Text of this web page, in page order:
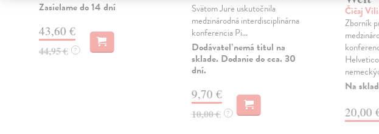
Zasielame do 14 dní
43,60 €
44,95 € ?
Svätom Jure uskutočnila
medzinárodná interdisciplinárna
konferencia Pi...
Dodávateľ nemá titul na
sklade. Dodanie do cca. 30
dní.
9,70 €
10,00 € ?
Čičaj
Zborník
Na
20,00